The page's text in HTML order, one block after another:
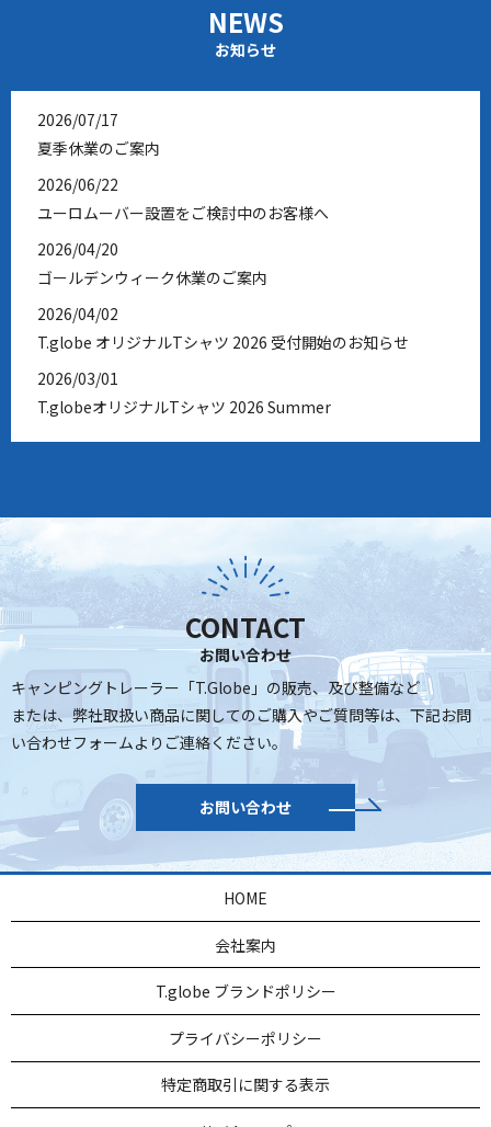
NEWS
お知らせ
2026/07/17
夏季休業のご案内
2026/06/22
ユーロムーバー設置をご検討中のお客様へ
2026/04/20
ゴールデンウィーク休業のご案内
2026/04/02
T.globe オリジナルTシャツ 2026 受付開始のお知らせ
2026/03/01
T.globeオリジナルTシャツ 2026 Summer
2026/02/26
JCCS2026 ご来場いただきありがとうございました
2026/01/06
ジャパンキャンピングカーショー2026 開催のお知らせ
年末年始休業のお知らせ
2025/08/22
オーナーズミーティング開催期間休業のお知らせ
CONTACT
お問い合わせ
キャンピングトレーラー「T.Globe」の販売、及び整備など
または、弊社取扱い商品に関してのご購入やご質問等は、 下記お問
い合わせフォームよりご連絡ください。
お問い合わせ
HOME
会社案内
T.globe ブランドポリシー
プライバシーポリシー
特定商取引に関する表示